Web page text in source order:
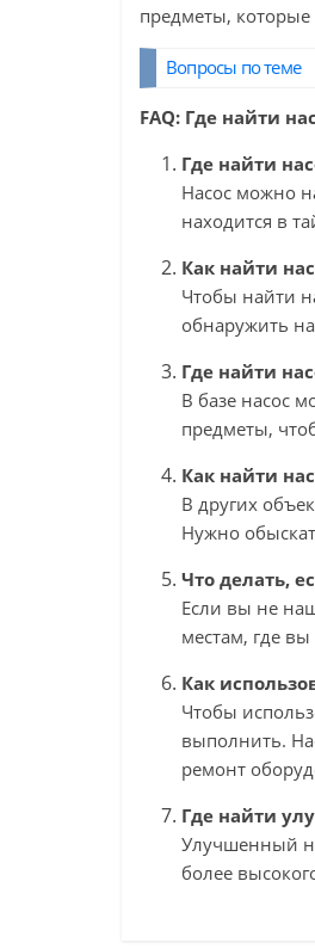
предметы,
Вопросы по теме
FAQ: Где найти
Где найти
Насос можно
находится в
Как найти
Чтобы найти
обнаружить
Где найти
В базе насос
предметы,
Как найти
В других
Нужно
Что делать,
Если вы не
местам, где вы
Как
Чтобы
выполнить.
ремонт
Где найти
Улучшенный
более